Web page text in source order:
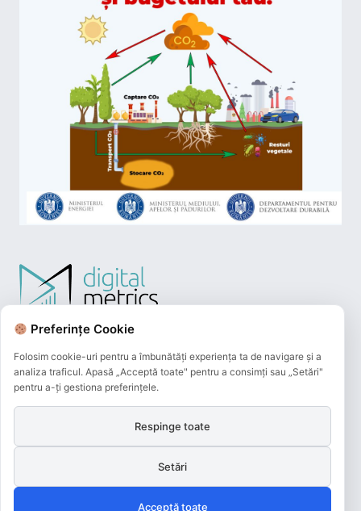
Plățile online efectuate pe acest site
sunt procesate de către Netopia Payments
și beneficiază de 3D-Secure.
Preferințe Cookie
Folosim cookie-uri pentru a îmbunătăți experiența ta de navigare și a
analiza traficul. Apasă „Acceptă toate" pentru a consimți sau „Setări"
pentru a-ți gestiona preferințele.
Respinge toate
Setări
Acceptă toate